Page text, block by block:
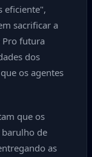
eficiente",
sacrificar a
Pro futura
dos
os agentes
que os
de
as